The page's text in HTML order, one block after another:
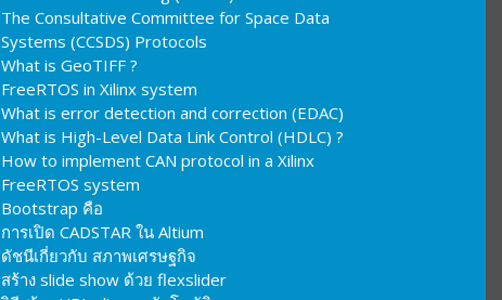
The Consultative Committee for Space Data
Systems (CCSDS) Protocols
What is GeoTIFF ?
FreeRTOS in Xilinx system
What is error detection and correction (EDAC)
What is High-Level Data Link Control (HDLC) ?
How to implement CAN protocol in a Xilinx
FreeRTOS system
Bootstrap คือ
การเปิด CADSTAR ใน Altium
ดัชนีเกี่ยวกับ สภาพเศรษฐกิจ
สร้าง slide show ด้วย flexslider